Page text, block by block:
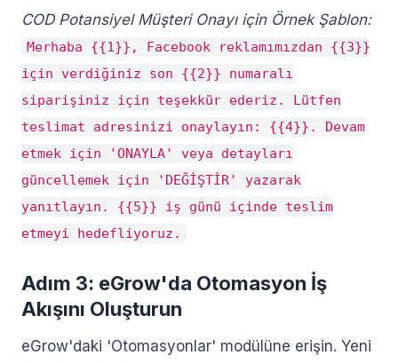
COD Potansiyel Müşteri Onayı için Örnek Şablon:
Merhaba {{1}}, Facebook reklamımızdan {{3}}
için verdiğiniz son {{2}} numaralı
siparişiniz için teşekkür ederiz. Lütfen
teslimat adresinizi onaylayın: {{4}}. Devam
etmek için 'ONAYLA' veya detayları
güncellemek için 'DEĞİŞTİR' yazarak
yanıtlayın. {{5}} iş günü içinde teslim
etmeyi hedefliyoruz.
Adım 3: eGrow'da Otomasyon İş
Akışını Oluşturun
eGrow'daki 'Otomasyonlar' modülüne erişin. Yeni